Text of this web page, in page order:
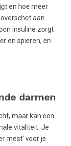
en hoe meer
aan
insuline zorgt
en spieren, en
darmen
maar kan een
vitaliteit. Je
mest' voor je